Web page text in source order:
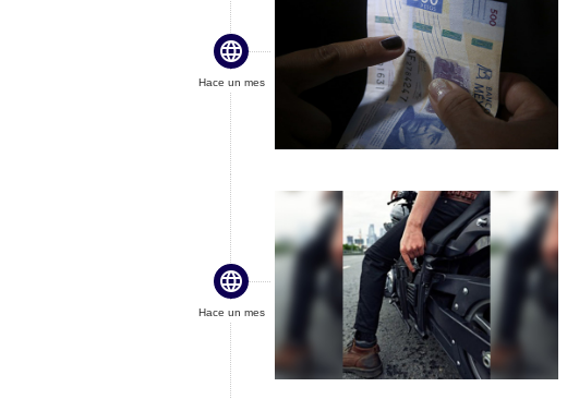

Hace un mes

Hace un mes